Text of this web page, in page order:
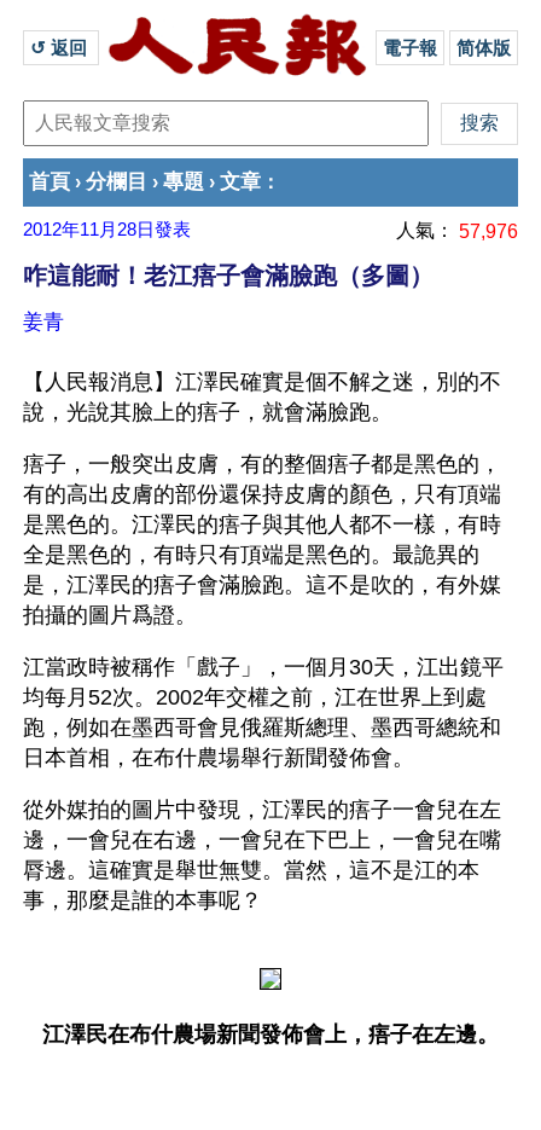
↺ 返回 電子報 简体版
首頁 › 分欄目 › 專題 › 文章 ：
2012年11月28日發表 人氣： 57,976
咋這能耐！老江痦子會滿臉跑（多圖）
姜青
【人民報消息】江澤民確實是個不解之迷，別的不
說，光說其臉上的痦子，就會滿臉跑。
痦子，一般突出皮膚，有的整個痦子都是黑色的，
有的高出皮膚的部份還保持皮膚的顏色，只有頂端
是黑色的。江澤民的痦子與其他人都不一樣，有時
全是黑色的，有時只有頂端是黑色的。最詭異的
是，江澤民的痦子會滿臉跑。這不是吹的，有外媒
拍攝的圖片爲證。
江當政時被稱作「戲子」，一個月30天，江出鏡平
均每月52次。2002年交權之前，江在世界上到處
跑，例如在墨西哥會見俄羅斯總理、墨西哥總統和
日本首相，在布什農場舉行新聞發佈會。
從外媒拍的圖片中發現，江澤民的痦子一會兒在左
邊，一會兒在右邊，一會兒在下巴上，一會兒在嘴
脣邊。這確實是舉世無雙。當然，這不是江的本
事，那麼是誰的本事呢？
江澤民在布什農場新聞發佈會上，痦子在左邊。